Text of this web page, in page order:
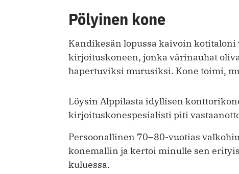
Pölyinen kone
Kandikesän lopussa kaivoin
kirjoituskoneen, jonka värinauhat
hapertuviksi murusiksi. Kone toimi,
Löysin Alppilasta idyllisen
kirjoituskonespesialisti piti
Persoonallinen 70–80-vuotias
konemallin ja kertoi minulle sen
kuluessa.